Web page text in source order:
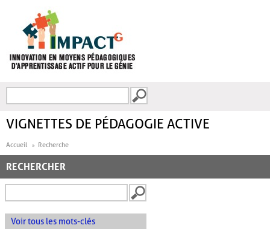
FORMULAIRE DE
VIGNETTES DE PÉDAGOGIE ACTIVE
Accueil Recherche
RECHERCHER
Voir tous les mots-clés